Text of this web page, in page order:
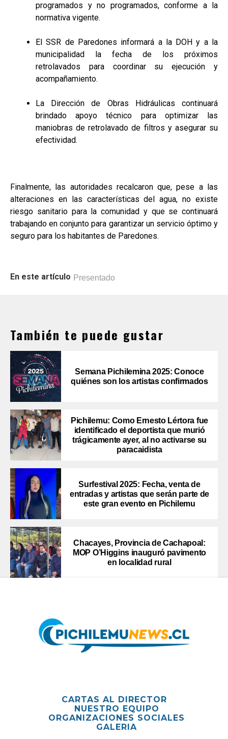
programados y no programados, conforme a la
normativa vigente.
El SSR de Paredones informará a la DOH y a la
municipalidad la fecha de los próximos
retrolavados para coordinar su ejecución y
acompañamiento.
La Dirección de Obras Hidráulicas continuará
brindado apoyo técnico para optimizar las
maniobras de retrolavado de filtros y asegurar su
efectividad.
Finalmente, las autoridades recalcaron que, pese a las
alteraciones en las características del agua, no existe
riesgo sanitario para la comunidad y que se continuará
trabajando en conjunto para garantizar un servicio óptimo y
seguro para los habitantes de Paredones.
En este artículo Presentado
También te puede gustar
Semana Pichilemina 2025: Conoce
quiénes son los artistas confirmados
Pichilemu: Como Ernesto Lértora fue
identificado el deportista que murió
trágicamente ayer, al no activarse su
paracaidista
Surfestival 2025: Fecha, venta de
entradas y artistas que serán parte de
este gran evento en Pichilemu
Chacayes, Provincia de Cachapoal:
MOP O’Higgins inauguró pavimento
en localidad rural
CARTAS AL DIRECTOR
NUESTRO EQUIPO
ORGANIZACIONES SOCIALES
GALERIA